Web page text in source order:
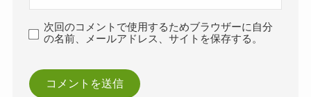
次回のコメントで使用するためブラウザーに自分
の名前、メールアドレス、サイトを保存する。